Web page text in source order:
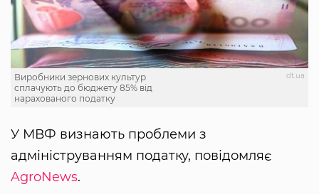
dt.ua
Виробники зернових культур
сплачують до бюджету 85% від
нарахованого податку
У МВФ визнають проблеми з
адмініструванням податку, повідомляє
AgroNews.